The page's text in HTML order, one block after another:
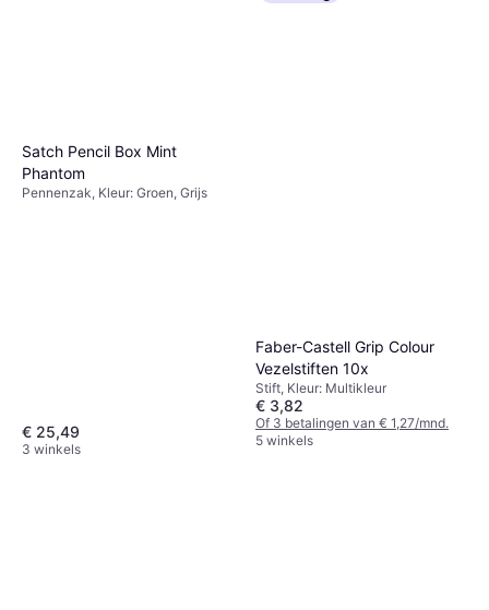
Satch Pencil Box Mint
Phantom
Pennenzak, Kleur: Groen, Grijs
€ 25,49
3 winkels
Faber-Castell Grip Colour
Vezelstiften 10x
Stift, Kleur: Multikleur
€ 3,82
Of 3 betalingen van € 1,27/mnd.
5 winkels